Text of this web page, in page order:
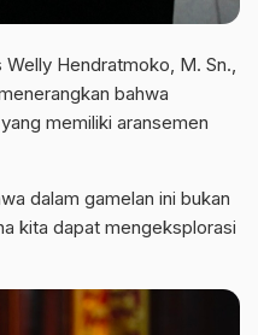
Hendratmoko, M. Sn.,
bahwa
memiliki aransemen
dalam gamelan ini bukan
kita dapat mengeksplorasi